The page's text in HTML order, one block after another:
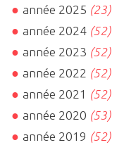
année 2025 (23)
année 2024 (52)
année 2023 (52)
année 2022 (52)
année 2021 (52)
année 2020 (53)
année 2019 (52)